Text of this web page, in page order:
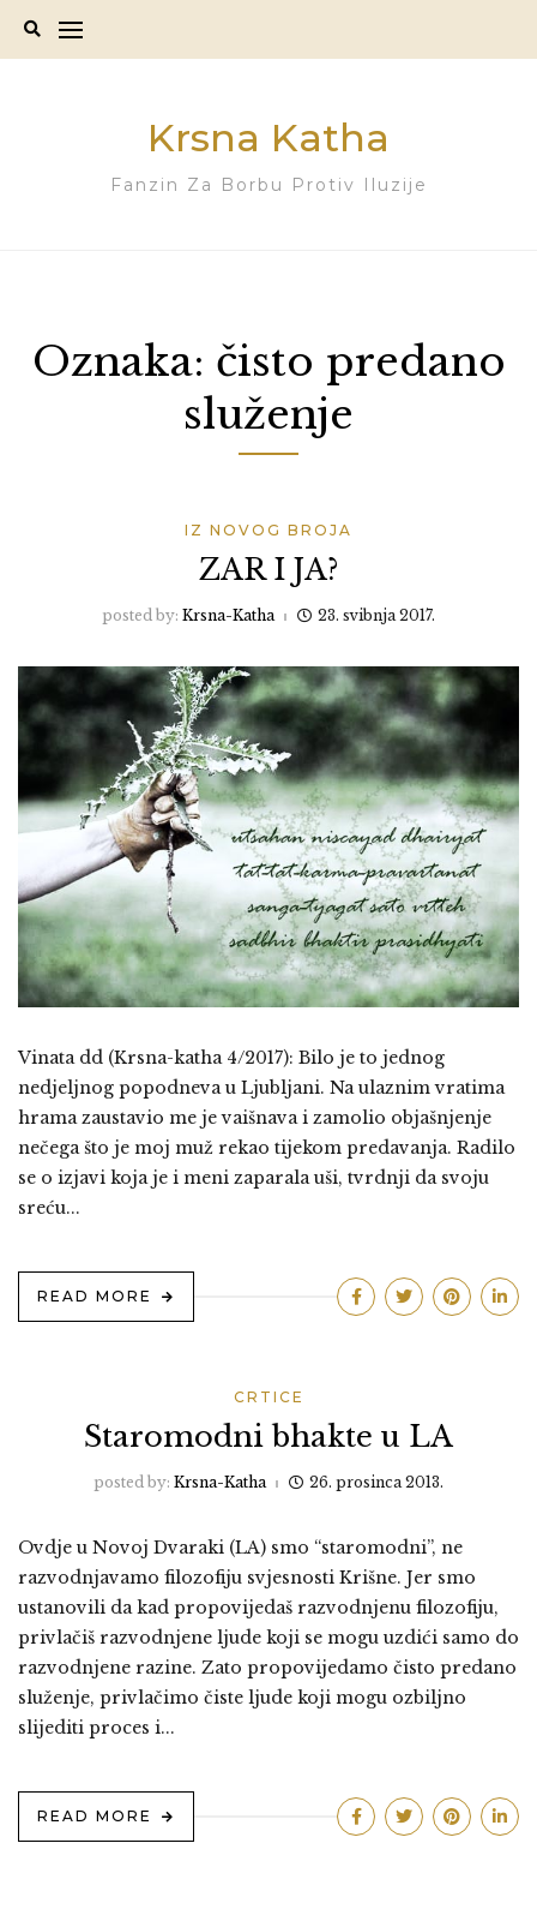
Krsna Katha
Fanzin Za Borbu Protiv Iluzije
Oznaka: čisto predano
služenje
IZ NOVOG BROJA
ZAR I JA?
posted by: Krsna-Katha 23. svibnja 2017.
Vinata dd (Krsna-katha 4/2017): Bilo je to jednog
nedjeljnog popodneva u Ljubljani. Na ulaznim vratima
hrama zaustavio me je vaišnava i zamolio objašnjenje
nečega što je moj muž rekao tijekom predavanja. Radilo
se o izjavi koja je i meni zaparala uši, tvrdnji da svoju
sreću...
READ MORE
CRTICE
Staromodni bhakte u LA
posted by: Krsna-Katha 26. prosinca 2013.
Ovdje u Novoj Dvaraki (LA) smo “staromodni”, ne
razvodnjavamo filozofiju svjesnosti Krišne. Jer smo
ustanovili da kad propovijedaš razvodnjenu filozofiju,
privlačiš razvodnjene ljude koji se mogu uzdići samo do
razvodnjene razine. Zato propovijedamo čisto predano
služenje, privlačimo čiste ljude koji mogu ozbiljno
slijediti proces i...
READ MORE